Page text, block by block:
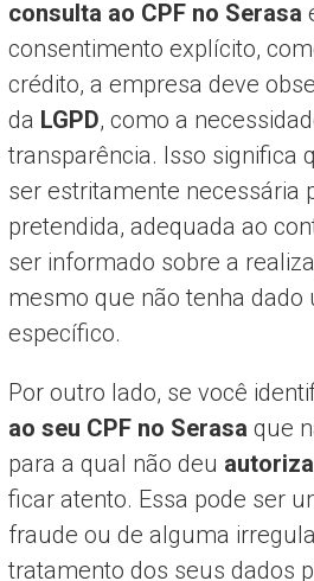
consulta ao CPF no Serasa
consentimento explícito,
crédito, a empresa deve
da LGPD, como a
transparência. Isso significa
ser estritamente necessária
pretendida, adequada ao
ser informado sobre a
mesmo que não tenha
específico.
Por outro lado, se você
ao seu CPF no Serasa que
para a qual não deu
ficar atento. Essa pode ser
fraude ou de alguma
tratamento dos seus dados